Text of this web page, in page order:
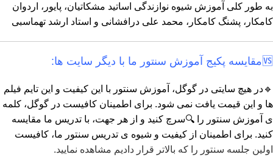
به طور کلی آموزش شیوه نوازندگی اساتید مشکاتیان، پایور، اردوان
کامکار، پشنگ کامکار، محمد علی درافشانی و استاد ارشد تهماسبی
🆚مقایسه پکیج آموزش سنتور ما با دیگر سایت ها:
🔹در هیچ سایتی در گوگل، آموزش سنتور با این کیفیت و این تایم فیلم
ها و این قیمت یافت نمی شود. برای اطمینان کافیست در گوگل، کلمه
ی آموزش سنتور را 🔍سرچ کنید و از هر جهت، با تدریس ما مقایسه
کنید. برای اطمینان از کیفیت و شیوه ی تدریس سنتور ما، کافیست
اولین جلسه سنتور را که بالاتر قرار دادیم مشاهده نمایید.